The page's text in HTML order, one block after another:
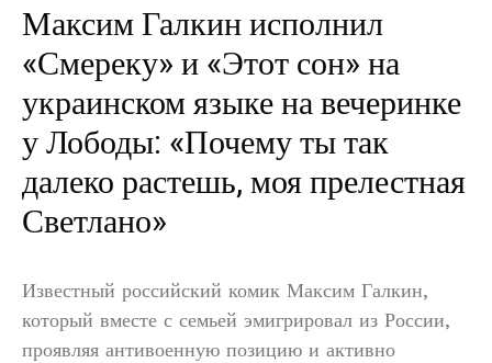
Максим Галкин исполнил
«Смереку» и «Этот сон» на
украинском языке на вечеринке
у Лободы: «Почему ты так
далеко растешь, моя прелестная
Светлано»
Известный российский комик Максим Галкин,
который вместе с семьей эмигрировал из России,
проявляя антивоенную позицию и активно